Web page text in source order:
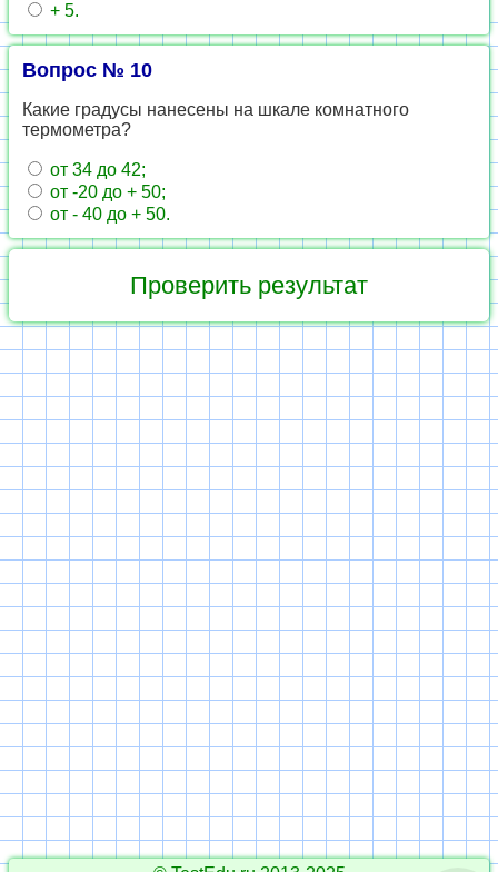
+ 5.
Вопрос № 10
Какие градусы нанесены на шкале комнатного
термометра?
от 34 до 42;
от -20 до + 50;
от - 40 до + 50.